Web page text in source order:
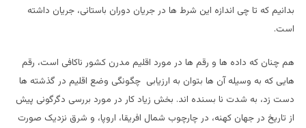
بدانیم که تا چی اندازه این شرط ها در جریان دوران باستانی، جریان داشته
است.
هم چنان که داده ها و رقم ها در مورد اقلیم مدرن کشور ناکافی است، رقم
هایی که به وسیله آن ها بتوان به ارزیابی چگونگی وضع اقلیم در گذشته ها
دست زد، به شدت نا بسنده اند. بخش زیاد کار در مورد بررسی دگرگونی پیش
از تاریخ در جهان کهنه، در چارچوب شمال افریقا، اروپا، و شرق نزدیک صورت